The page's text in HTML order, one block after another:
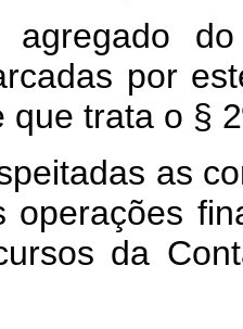
do
por
que trata o §
as
operações
da